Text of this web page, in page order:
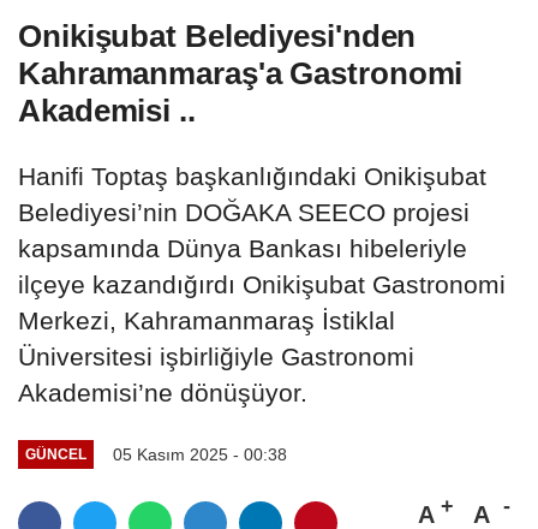
Onikişubat Belediyesi'nden
Kahramanmaraş'a Gastronomi
Akademisi ..
Hanifi Toptaş başkanlığındaki Onikişubat
Belediyesi’nin DOĞAKA SEECO projesi
kapsamında Dünya Bankası hibeleriyle
ilçeye kazandığırdı Onikişubat Gastronomi
Merkezi, Kahramanmaraş İstiklal
Üniversitesi işbirliğiyle Gastronomi
Akademisi’ne dönüşüyor.
GÜNCEL 05 Kasım 2025 - 00:38
A A